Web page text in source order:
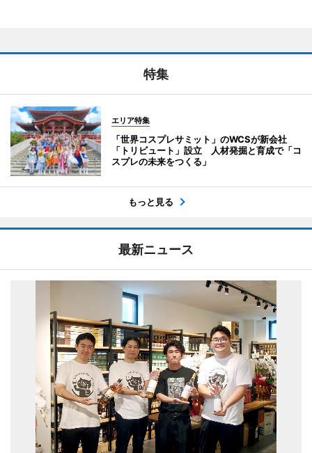
特集
エリア特集
「世界コスプレサミット」のWCSが新会社
「トリビュート」設立 人材発掘と育成で「コ
スプレの未来をつくる」
もっと見る
最新ニュース